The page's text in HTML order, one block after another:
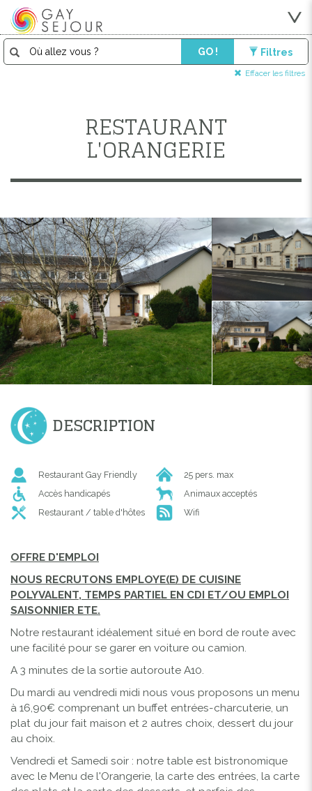
GO ! Filtres
Effacer les filtres
RESTAURANT
L'ORANGERIE
DESCRIPTION
Restaurant Gay Friendly
25 pers. max
Accès handicapés
Animaux acceptés
Restaurant / table d'hôtes
Wifi
OFFRE D'EMPLOI
NOUS RECRUTONS EMPLOYE(E) DE CUISINE
POLYVALENT, TEMPS PARTIEL EN CDI ET/OU EMPLOI
SAISONNIER ETE.
Notre restaurant idéalement situé en bord de route avec
une facilité pour se garer en voiture ou camion.
A 3 minutes de la sortie autoroute A10.
Du mardi au vendredi midi nous vous proposons un menu
à 16,90€ comprenant un buffet entrées-charcuterie, un
plat du jour fait maison et 2 autres choix, dessert du jour
au choix.
Vendredi et Samedi soir : notre table est bistronomique
avec le Menu de l'Orangerie, la carte des entrées, la carte